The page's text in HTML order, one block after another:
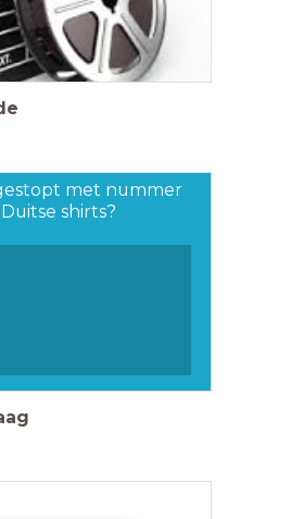
met nummer
shirts?